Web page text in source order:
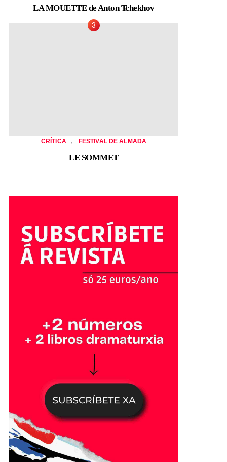
LA MOUETTE de Anton Tchekhov
CRÍTICA FESTIVAL DE ALMADA
LE SOMMET